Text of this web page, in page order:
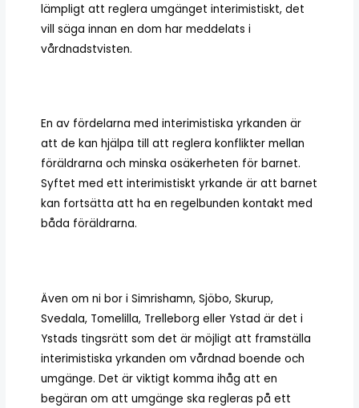
lämpligt att reglera umgänget interimistiskt, det
vill säga innan en dom har meddelats i
vårdnadstvisten.
En av fördelarna med interimistiska yrkanden är
att de kan hjälpa till att reglera konflikter mellan
föräldrarna och minska osäkerheten för barnet.
Syftet med ett interimistiskt yrkande är att barnet
kan fortsätta att ha en regelbunden kontakt med
båda föräldrarna.
Även om ni bor i Simrishamn, Sjöbo, Skurup,
Svedala, Tomelilla, Trelleborg eller Ystad är det i
Ystads tingsrätt som det är möjligt att framställa
interimistiska yrkanden om vårdnad boende och
umgänge. Det är viktigt komma ihåg att en
begäran om att umgänge ska regleras på ett